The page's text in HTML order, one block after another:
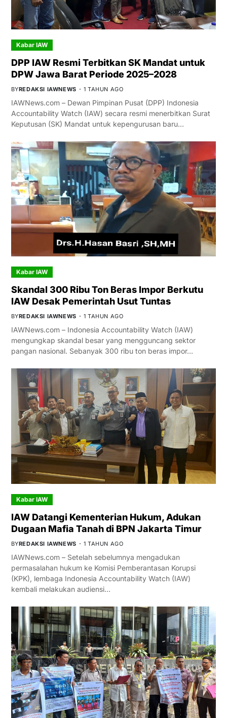
Kabar IAW
DPP IAW Resmi Terbitkan SK Mandat untuk
DPW Jawa Barat Periode 2025–2028
BYREDAKSI IAWNEWS 1 TAHUN AGO
IAWNews.com – Dewan Pimpinan Pusat (DPP) Indonesia
Accountability Watch (IAW) secara resmi menerbitkan Surat
Keputusan (SK) Mandat untuk kepengurusan baru…
Kabar IAW
Skandal 300 Ribu Ton Beras Impor Berkutu
IAW Desak Pemerintah Usut Tuntas
BYREDAKSI IAWNEWS 1 TAHUN AGO
IAWNews.com – Indonesia Accountability Watch (IAW)
mengungkap skandal besar yang mengguncang sektor
pangan nasional. Sebanyak 300 ribu ton beras impor…
Kabar IAW
IAW Datangi Kementerian Hukum, Adukan
Dugaan Mafia Tanah di BPN Jakarta Timur
BYREDAKSI IAWNEWS 1 TAHUN AGO
IAWNews.com – Setelah sebelumnya mengadukan
permasalahan hukum ke Komisi Pemberantasan Korupsi
(KPK), lembaga Indonesia Accountability Watch (IAW)
kembali melakukan audiensi…